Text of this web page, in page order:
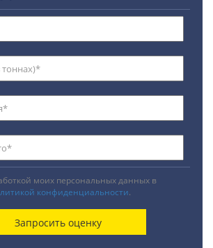
моих персональных данных в
конфиденциальности.